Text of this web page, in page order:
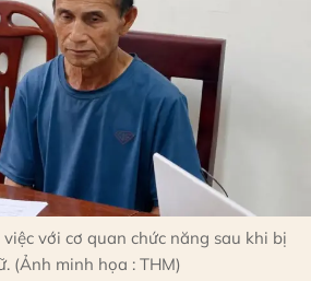
với cơ quan chức năng sau khi bị
(Ảnh minh họa : THM)